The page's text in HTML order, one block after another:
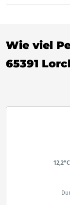
Wie viel
65391
12,2°C